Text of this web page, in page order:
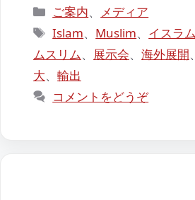
カ
テ
リ
ー
ご案内、 メディア
タ
グ
Islam、 Muslim、 イスラム
ムスリム、 展示会、 海外展開、
大、 輸出
コメントをどうぞ